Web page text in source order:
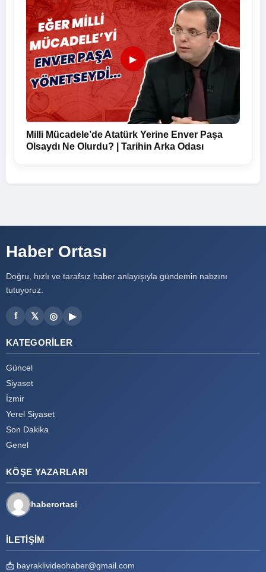
▶
Milli Mücadele’de Atatürk Yerine Enver Paşa
Olsaydı Ne Olurdu? | Tarihin Arka Odası
Haber Ortası
Doğru, hızlı ve tarafsız haber anlayışıyla gündemin nabzını
tutuyoruz.
f 𝕏 ◎ ▶
KATEGORILER
Güncel
Siyaset
İzmir
Yerel Siyaset
Son Dakika
Genel
KÖŞE YAZARLARI
haberortasi
İLETIŞIM
📩 bayraklivideohaber@gmail.com